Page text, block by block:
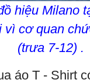
hiệu Milano
vì cơ quan
(trưa 7-12) .
áo T - Shirt